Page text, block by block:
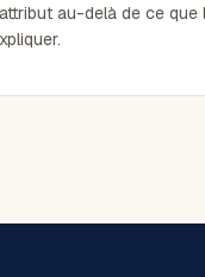
au-delà de ce que